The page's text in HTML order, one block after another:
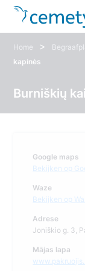
Home >
kapinės
Burniškių
Google maps
Bekijken op
Waze
Bekijken op
Adrese
Joniškio g. 3,
Mājas lapa